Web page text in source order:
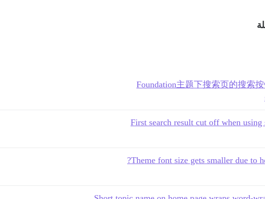
Foundation主题下搜索页的搜索
First search result cut off when
Theme font size gets smaller due to